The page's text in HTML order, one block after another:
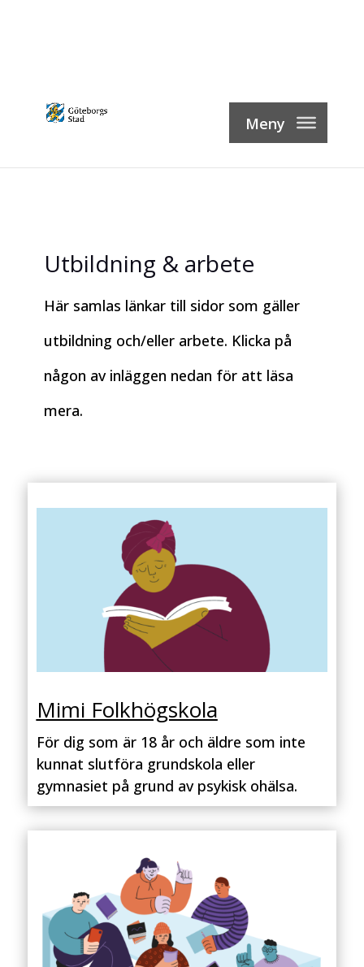
Utbildning & arbete
Här samlas länkar till sidor som gäller
utbildning och/eller arbete. Klicka på
någon av inläggen nedan för att läsa
mera.
Mimi Folkhögskola
För dig som är 18 år och äldre som inte
kunnat slutföra grundskola eller
gymnasiet på grund av psykisk ohälsa.